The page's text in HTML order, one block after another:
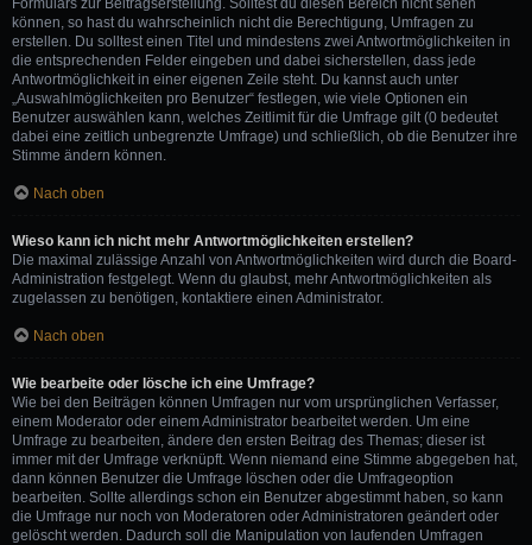
Formulars zur Beitragserstellung. Solltest du diesen Bereich nicht sehen
können, so hast du wahrscheinlich nicht die Berechtigung, Umfragen zu
erstellen. Du solltest einen Titel und mindestens zwei Antwortmöglichkeiten in
die entsprechenden Felder eingeben und dabei sicherstellen, dass jede
Antwortmöglichkeit in einer eigenen Zeile steht. Du kannst auch unter
„Auswahlmöglichkeiten pro Benutzer“ festlegen, wie viele Optionen ein
Benutzer auswählen kann, welches Zeitlimit für die Umfrage gilt (0 bedeutet
dabei eine zeitlich unbegrenzte Umfrage) und schließlich, ob die Benutzer ihre
Stimme ändern können.
Nach oben
Wieso kann ich nicht mehr Antwortmöglichkeiten erstellen?
Die maximal zulässige Anzahl von Antwortmöglichkeiten wird durch die Board-
Administration festgelegt. Wenn du glaubst, mehr Antwortmöglichkeiten als
zugelassen zu benötigen, kontaktiere einen Administrator.
Nach oben
Wie bearbeite oder lösche ich eine Umfrage?
Wie bei den Beiträgen können Umfragen nur vom ursprünglichen Verfasser,
einem Moderator oder einem Administrator bearbeitet werden. Um eine
Umfrage zu bearbeiten, ändere den ersten Beitrag des Themas; dieser ist
immer mit der Umfrage verknüpft. Wenn niemand eine Stimme abgegeben hat,
dann können Benutzer die Umfrage löschen oder die Umfrageoption
bearbeiten. Sollte allerdings schon ein Benutzer abgestimmt haben, so kann
die Umfrage nur noch von Moderatoren oder Administratoren geändert oder
gelöscht werden. Dadurch soll die Manipulation von laufenden Umfragen